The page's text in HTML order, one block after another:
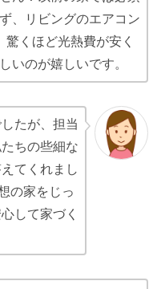
、リビングのエアコン
くほど光熱費が安く
いのが嬉しいです。
たが、担当
ちの些細な
てくれまし
の家をじっ
して家づく